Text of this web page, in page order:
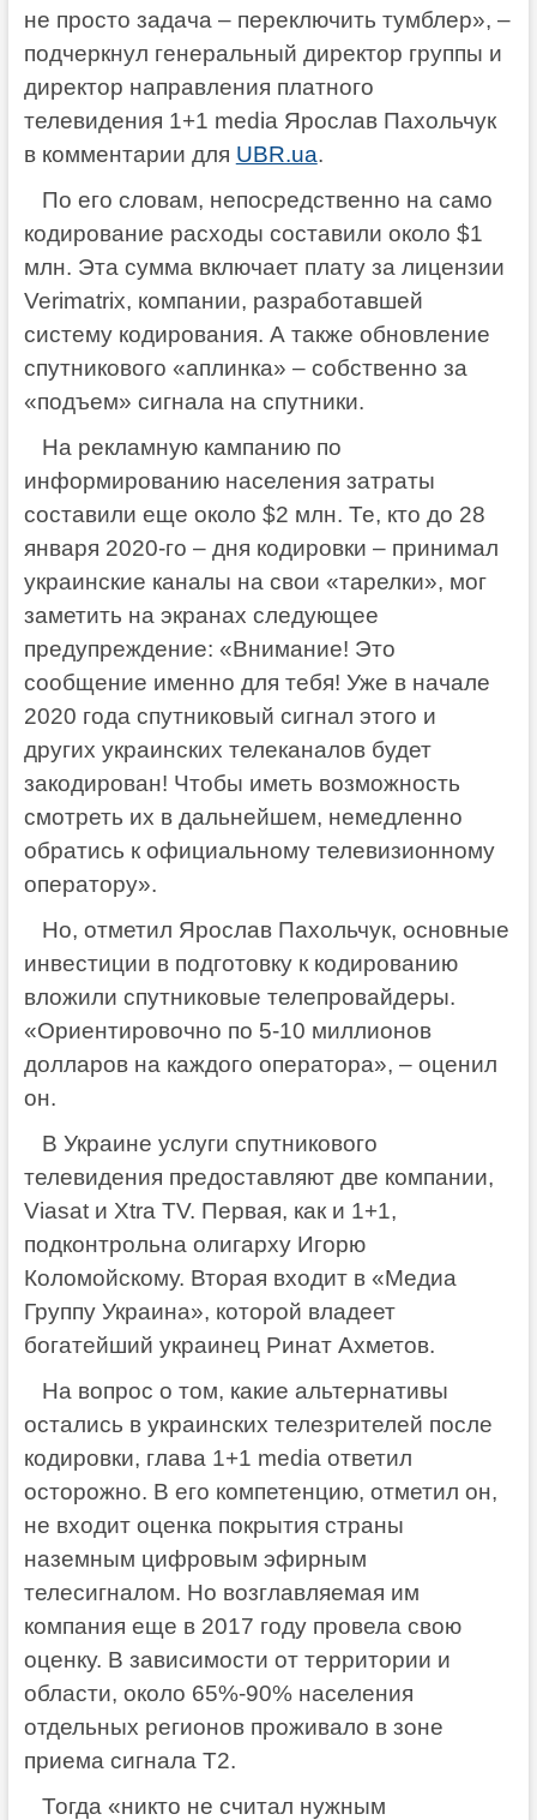
не просто задача – переключить тумблер», –
подчеркнул генеральный директор группы и
директор направления платного
телевидения 1+1 media Ярослав Пахольчук
в комментарии для UBR.ua.
По его словам, непосредственно на само
кодирование расходы составили около $1
млн. Эта сумма включает плату за лицензии
Verimatrix, компании, разработавшей
систему кодирования. А также обновление
спутникового «аплинка» – собственно за
«подъем» сигнала на спутники.
На рекламную кампанию по
информированию населения затраты
составили еще около $2 млн. Те, кто до 28
января 2020-го – дня кодировки – принимал
украинские каналы на свои «тарелки», мог
заметить на экранах следующее
предупреждение: «Внимание! Это
сообщение именно для тебя! Уже в начале
2020 года спутниковый сигнал этого и
других украинских телеканалов будет
закодирован! Чтобы иметь возможность
смотреть их в дальнейшем, немедленно
обратись к официальному телевизионному
оператору».
Но, отметил Ярослав Пахольчук, основные
инвестиции в подготовку к кодированию
вложили спутниковые телепровайдеры.
«Ориентировочно по 5-10 миллионов
долларов на каждого оператора», – оценил
он.
В Украине услуги спутникового
телевидения предоставляют две компании,
Viasat и Xtra TV. Первая, как и 1+1,
подконтрольна олигарху Игорю
Коломойскому. Вторая входит в «Медиа
Группу Украина», которой владеет
богатейший украинец Ринат Ахметов.
На вопрос о том, какие альтернативы
остались в украинских телезрителей после
кодировки, глава 1+1 media ответил
осторожно. В его компетенцию, отметил он,
не входит оценка покрытия страны
наземным цифровым эфирным
телесигналом. Но возглавляемая им
компания еще в 2017 году провела свою
оценку. В зависимости от территории и
области, около 65%-90% населения
отдельных регионов проживало в зоне
приема сигнала Т2.
Тогда «никто не считал нужным